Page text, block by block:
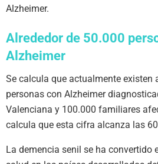
Alzheimer.
Alrededor de 50.000
Alzheimer
Se calcula que actualmente existen
personas con Alzheimer
Valenciana y 100.000 familiares
calcula que esta cifra alcanza las
La demencia senil se ha convertido